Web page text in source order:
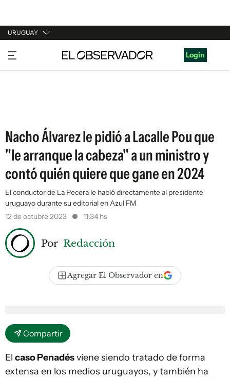
URUGUAY
URUGUAY
ARGENTINA
Login
Nacho Álvarez le pidió a Lacalle Pou que
"le arranque la cabeza" a un ministro y
contó quién quiere que gane en 2024
El conductor de La Pecera le habló directamente al presidente
uruguayo durante su editorial en Azul FM
12 de octubre 2023
11:34 hs
Por Redacción
Agregar El Observador en
Compartir
El caso Penadésviene siendo tratado de forma
extensa en los medios uruguayos, y también ha